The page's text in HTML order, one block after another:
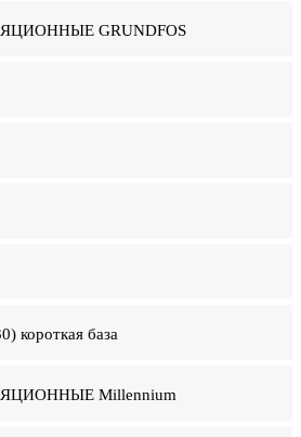
GRUNDFOS
короткая база
Millennium